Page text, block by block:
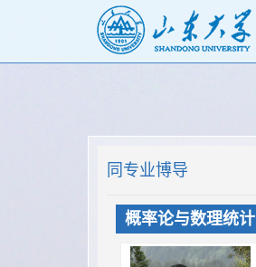
同专业博导
概率论与数理统计